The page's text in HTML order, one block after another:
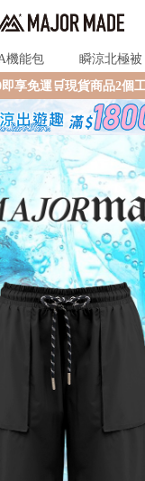
機能包 瞬涼北極被
商品2個工作天內火速